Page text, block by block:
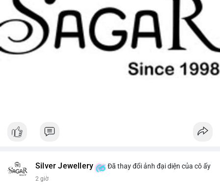
Silver Jewellery Đã thay đổi ảnh đại diện của cô ấy
2 giờ